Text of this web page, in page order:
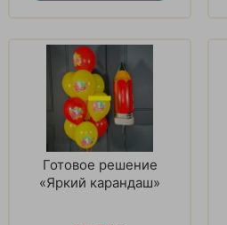
Готовое решение
«Яркий карандаш»